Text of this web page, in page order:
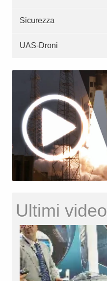
Sicurezza
UAS-Droni
Ultimi video